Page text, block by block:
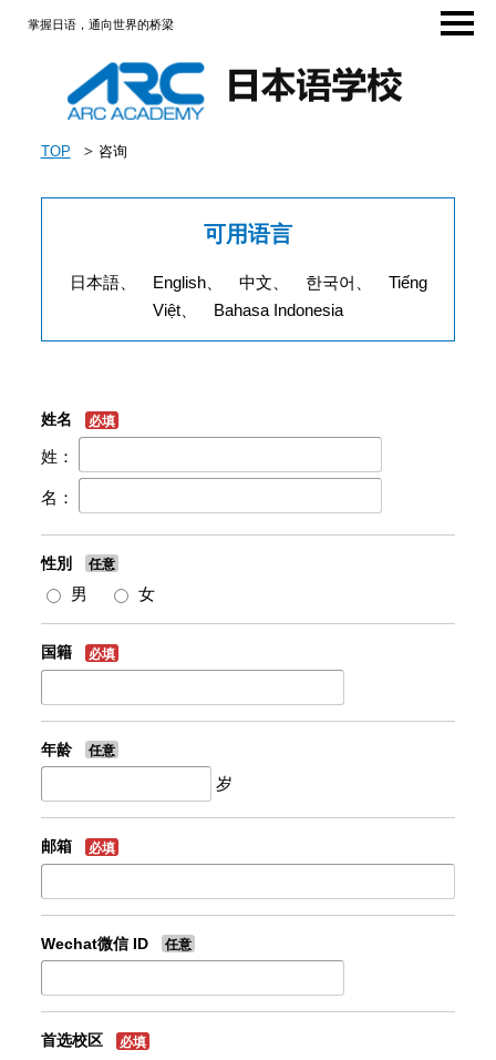
掌握日语，通向世界的桥梁
TOP 咨询
可用语言
日本語、 English、 中文、 한국어、 Tiếng
Việt、 Bahasa Indonesia
姓名 必填
姓：
名：
性別 任意
男 女
国籍 必填
年龄 任意
岁
邮箱 必填
Wechat微信 ID 任意
首选校区 必填